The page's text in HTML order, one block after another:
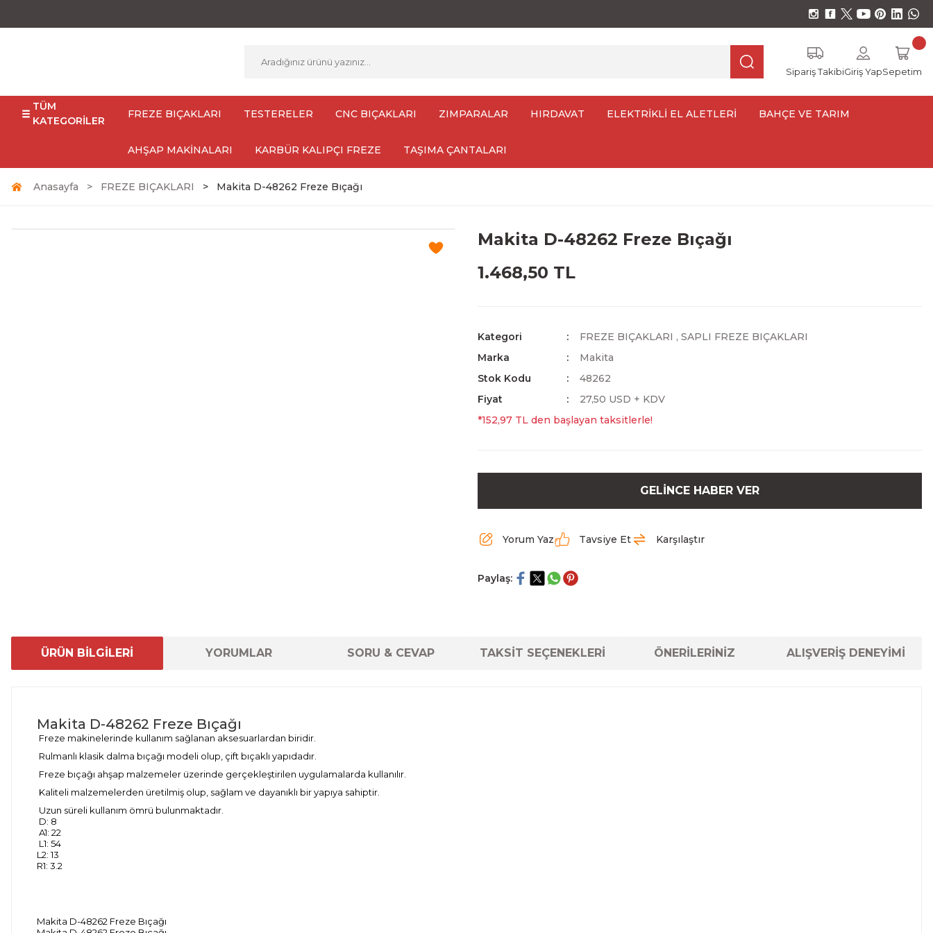
Sipariş TakibiGiriş YapSepetim
TÜM
KATEGORİLER
FREZE BIÇAKLARI TESTERELER CNC BIÇAKLARI ZIMPARALAR HIRDAVAT ELEKTRİKLİ EL ALETLERİ BAHÇE VE TARIM
AHŞAP MAKİNALARI KARBÜR KALIPÇI FREZE TAŞIMA ÇANTALARI
Anasayfa FREZE BIÇAKLARI Makita D-48262 Freze Bıçağı
Makita D-48262 Freze Bıçağı
1.468,50 TL
Kategori FREZE BIÇAKLARI , SAPLI FREZE BIÇAKLARI
Marka
Makita
Stok Kodu
48262
Fiyat
27,50 USD + KDV
*152,97 TL den başlayan taksitlerle!
GELİNCE HABER VER
Yorum Yaz Tavsiye Et Karşılaştır
Paylaş:
ÜRÜN BİLGİLERİ YORUMLAR SORU & CEVAP TAKSİT SEÇENEKLERİ ÖNERİLERİNİZ ALIŞVERİŞ DENEYİMİ
Makita D-48262 Freze Bıçağı
Freze makinelerinde kullanım sağlanan aksesuarlardan biridir.
Rulmanlı klasik dalma bıçağı modeli olup, çift bıçaklı yapıdadır.
Freze bıçağı ahşap malzemeler üzerinde gerçekleştirilen uygulamalarda kullanılır.
Kaliteli malzemelerden üretilmiş olup, sağlam ve dayanıklı bir yapıya sahiptir.
Uzun süreli kullanım ömrü bulunmaktadır.
D: 8
A1: 22
L1: 54
L2: 13
R1: 3.2
Makita D-48262 Freze Bıçağı